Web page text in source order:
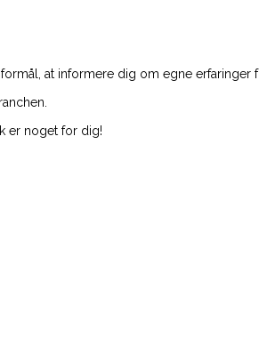
at informere dig om egne erfaringer
er noget for dig!